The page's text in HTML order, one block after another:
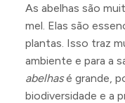
As abelhas são
mel. Elas são
plantas. Isso traz
ambiente e para a
abelhasé grande,
biodiversidade e a